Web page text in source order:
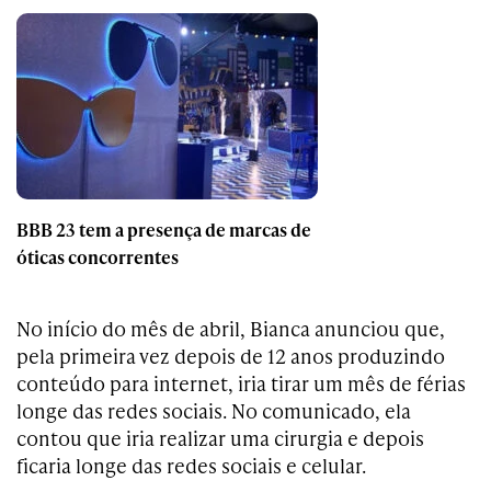
BBB 23 tem a presença de marcas de
óticas concorrentes
No início do mês de abril, Bianca anunciou que,
pela primeira vez depois de 12 anos produzindo
conteúdo para internet, iria tirar um mês de férias
longe das redes sociais. No comunicado, ela
contou que iria realizar uma cirurgia e depois
ficaria longe das redes sociais e celular.